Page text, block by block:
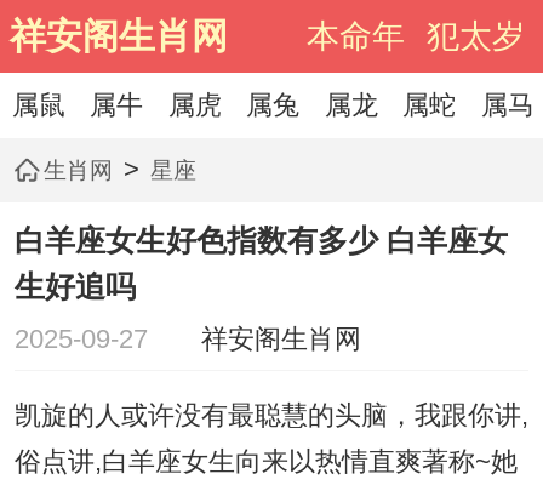
祥安阁生肖网 本命年 犯太岁
属鼠 属牛 属虎 属兔 属龙 属蛇 属马
生肖网 > 星座
白羊座女生好色指数有多少 白羊座女
生好追吗
2025-09-27 祥安阁生肖网
凯旋的人或许没有最聪慧的头脑，我跟你讲,
俗点讲,白羊座女生向来以热情直爽著称~她